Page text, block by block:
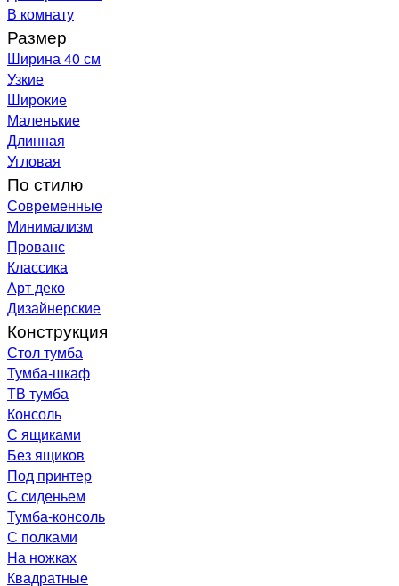
В комнату
Размер
Ширина 40 см
Узкие
Широкие
Маленькие
Длинная
Угловая
По стилю
Современные
Минимализм
Прованс
Классика
Арт деко
Дизайнерские
Конструкция
Стол тумба
Тумба-шкаф
ТВ тумба
Консоль
С ящиками
Без ящиков
Под принтер
С сиденьем
Тумба-консоль
С полками
На ножках
Квадратные